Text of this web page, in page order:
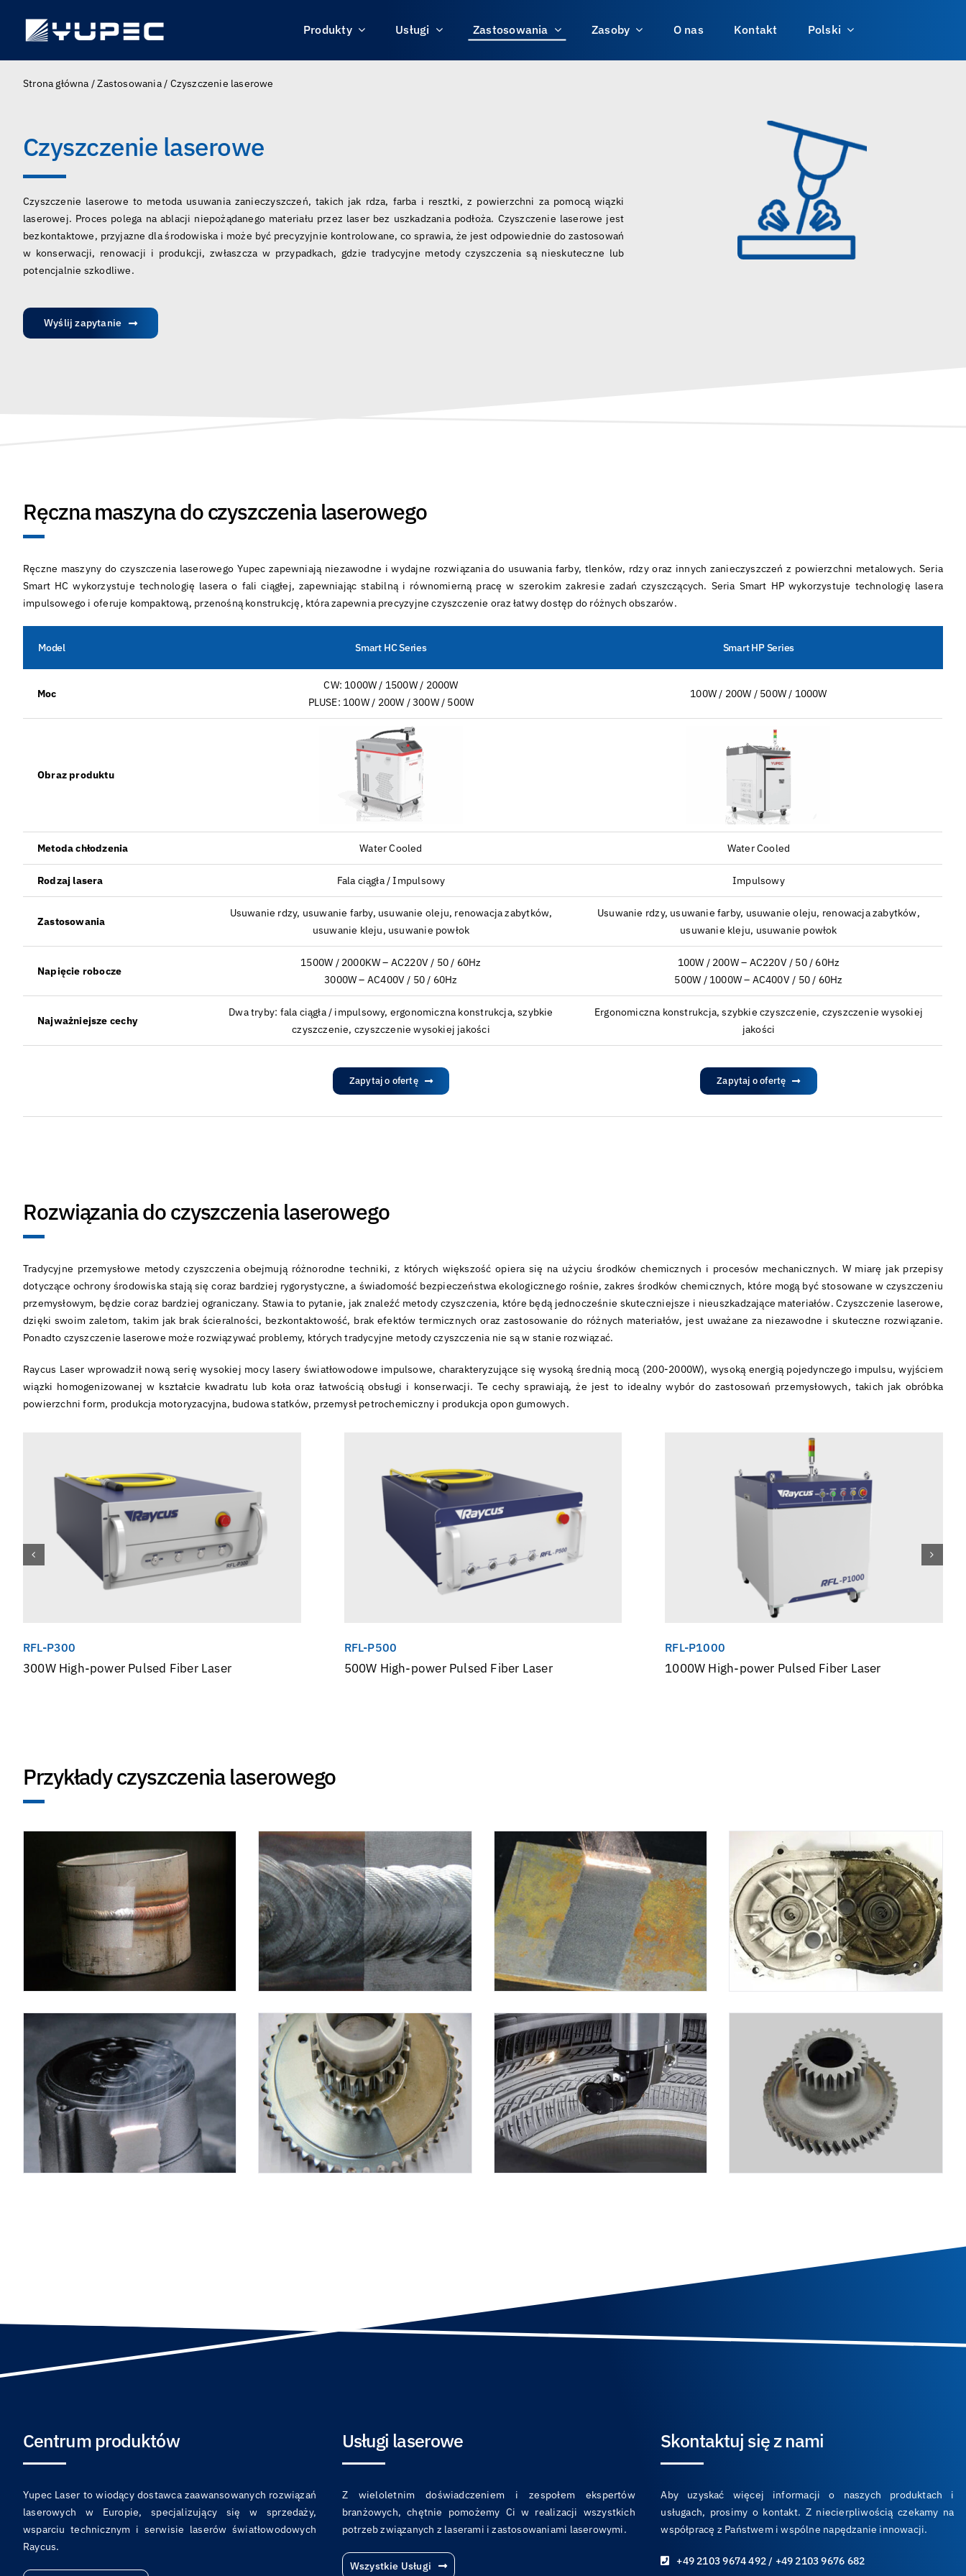
content
Produkty Usługi Zastosowania Zasoby O nas Kontakt Polski
Strona główna /Zastosowania/ Czyszczenie laserowe
Czyszczenie laserowe
Czyszczenie laserowe to metoda usuwania zanieczyszczeń, takich jak rdza, farba i resztki, z powierzchni za pomocą wiązki
laserowej. Proces polega na ablacji niepożądanego materiału przez laser bez uszkadzania podłoża. Czyszczenie laserowe jest
bezkontaktowe, przyjazne dla środowiska i może być precyzyjnie kontrolowane, co sprawia, że jest odpowiednie do zastosowań
w konserwacji, renowacji i produkcji, zwłaszcza w przypadkach, gdzie tradycyjne metody czyszczenia są nieskuteczne lub
potencjalnie szkodliwe.
Wyślij zapytanie
Ręczna maszyna do czyszczenia laserowego
Ręczne maszyny do czyszczenia laserowego Yupec zapewniają niezawodne i wydajne rozwiązania do usuwania farby, tlenków, rdzy oraz innych zanieczyszczeń z powierzchni metalowych. Seria
Smart HC wykorzystuje technologię lasera o fali ciągłej, zapewniając stabilną i równomierną pracę w szerokim zakresie zadań czyszczących. Seria Smart HP wykorzystuje technologię lasera
impulsowego i oferuje kompaktową, przenośną konstrukcję, która zapewnia precyzyjne czyszczenie oraz łatwy dostęp do różnych obszarów.
Model Smart HC Series Smart HP Series
Moc
CW: 1000W / 1500W / 2000W
PLUSE: 100W / 200W / 300W / 500W
100W / 200W / 500W / 1000W
Obraz produktu
Metoda chłodzenia Water Cooled Water Cooled
Rodzaj lasera Fala ciągła / Impulsowy Impulsowy
Zastosowania
Usuwanie rdzy, usuwanie farby, usuwanie oleju, renowacja zabytków,
usuwanie kleju, usuwanie powłok
Usuwanie rdzy, usuwanie farby, usuwanie oleju, renowacja zabytków,
usuwanie kleju, usuwanie powłok
Napięcie robocze
1500W / 2000KW – AC220V / 50 / 60Hz
3000W – AC400V / 50 / 60Hz
100W / 200W – AC220V / 50 / 60Hz
500W / 1000W – AC400V / 50 / 60Hz
Najważniejsze cechy
Dwa tryby: fala ciągła / impulsowy, ergonomiczna konstrukcja, szybkie
czyszczenie, czyszczenie wysokiej jakości
Ergonomiczna konstrukcja, szybkie czyszczenie, czyszczenie wysokiej
jakości
Zapytaj o ofertę Zapytaj o ofertę
Rozwiązania do czyszczenia laserowego
Tradycyjne przemysłowe metody czyszczenia obejmują różnorodne techniki, z których większość opiera się na użyciu środków chemicznych i procesów mechanicznych. W miarę jak przepisy
dotyczące ochrony środowiska stają się coraz bardziej rygorystyczne, a świadomość bezpieczeństwa ekologicznego rośnie, zakres środków chemicznych, które mogą być stosowane w czyszczeniu
przemysłowym, będzie coraz bardziej ograniczany. Stawia to pytanie, jak znaleźć metody czyszczenia, które będą jednocześnie skuteczniejsze i nieuszkadzające materiałów. Czyszczenie laserowe,
dzięki swoim zaletom, takim jak brak ścieralności, bezkontaktowość, brak efektów termicznych oraz zastosowanie do różnych materiałów, jest uważane za niezawodne i skuteczne rozwiązanie.
Ponadto czyszczenie laserowe może rozwiązywać problemy, których tradycyjne metody czyszczenia nie są w stanie rozwiązać.
Raycus Laser wprowadził nową serię wysokiej mocy lasery światłowodowe impulsowe, charakteryzujące się wysoką średnią mocą (200-2000W), wysoką energią pojedynczego impulsu, wyjściem
wiązki homogenizowanej w kształcie kwadratu lub koła oraz łatwością obsługi i konserwacji. Te cechy sprawiają, że jest to idealny wybór do zastosowań przemysłowych, takich jak obróbka
powierzchni form, produkcja motoryzacyjna, budowa statków, przemysł petrochemiczny i produkcja opon gumowych.
RFL-P300
300W High-power Pulsed Fiber Laser
RFL-P500
500W High-power Pulsed Fiber Laser
RFL-P1000
1000W High-power Pulsed Fiber Laser
Przykłady czyszczenia laserowego
Centrum produktów
Yupec Laser to wiodący dostawca zaawansowanych rozwiązań
laserowych w Europie, specjalizujący się w sprzedaży,
wsparciu technicznym i serwisie laserów światłowodowych
Raycus.
Usługi laserowe
Z wieloletnim doświadczeniem i zespołem ekspertów
branżowych, chętnie pomożemy Ci w realizacji wszystkich
potrzeb związanych z laserami i zastosowaniami laserowymi.
Wszystkie Usługi
Skontaktuj się z nami
Aby uzyskać więcej informacji o naszych produktach i
usługach, prosimy o kontakt. Z niecierpliwością czekamy na
współpracę z Państwem i wspólne napędzanie innowacji.
+49 2103 9674 492 / +49 2103 9676 682